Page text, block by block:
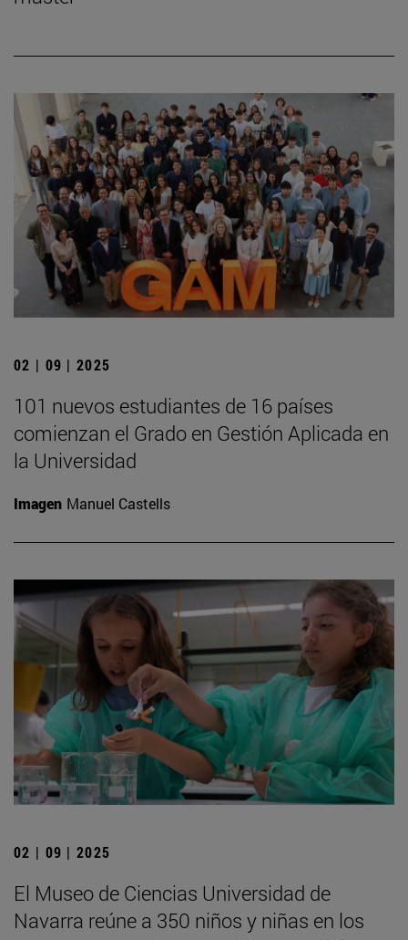
02 | 09 | 2025
101 nuevos estudiantes de 16 países
comienzan el Grado en Gestión Aplicada en
la Universidad
Imagen Manuel Castells
02 | 09 | 2025
El Museo de Ciencias Universidad de
Navarra reúne a 350 niños y niñas en los